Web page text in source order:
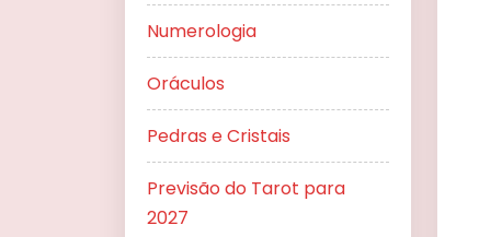
Numerologia
Oráculos
Pedras e Cristais
Previsão do Tarot para
2027